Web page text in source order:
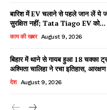
Facebook
X Share
Read
बारिश में EV चलाने से पहले जान लें ये
सुरक्षित नहीं; Tata Tiago EV को...
काम की खबर August 9, 2026
बिहार में थाने से गायब हुआ 18 चक्का
अश्मिता चालिहा ने रचा इतिहास,
देश August 9, 2026